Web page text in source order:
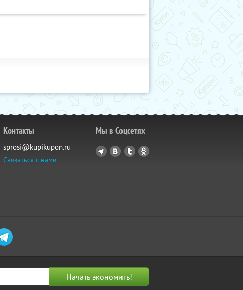
Контакты
sprosi@kupikupon.ru
Связаться с нами
Мы в Соцсетях